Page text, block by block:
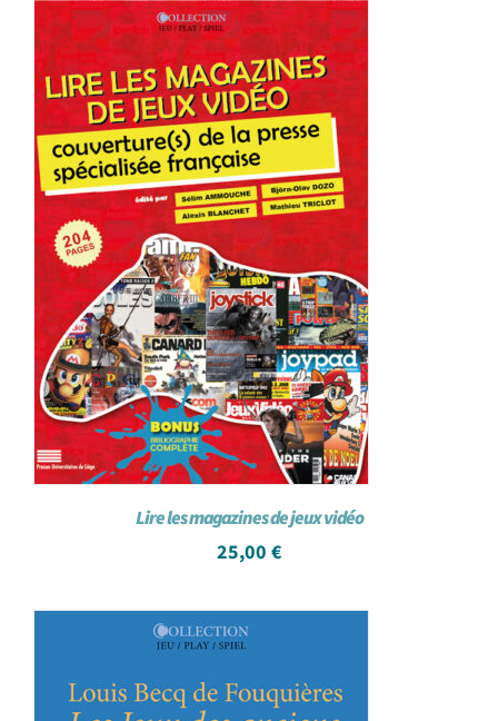
Lire les magazines de jeux vidéo
25,00 €